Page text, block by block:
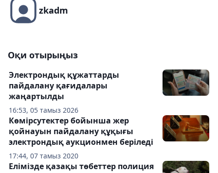
zkadm
Оқи отырыңыз
16:53, 05 тамыз 2026
Электрондық құжаттарды
пайдалану қағидалары
жаңартылды
17:44, 07 тамыз 2020
Көмірсутектер бойынша жер
қойнауын пайдалану құқығы
электрондық аукционмен беріледі
Елімізде қазақы төбеттер полиция